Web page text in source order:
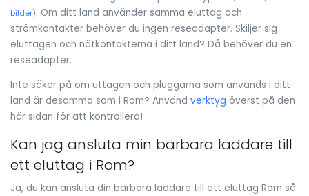
bilder). Om ditt land använder samma eluttag och
strömkontakter behöver du ingen reseadapter. Skiljer sig
eluttagen och nätkontakterna i ditt land? Då behöver du en
reseadapter.
Inte säker på om uttagen och pluggarna som används i ditt
land är desamma som i Rom? Använd verktyg överst på den
här sidan för att kontrollera!
Kan jag ansluta min bärbara laddare till
ett eluttag i Rom?
Ja, du kan ansluta din bärbara laddare till ett eluttag Rom så